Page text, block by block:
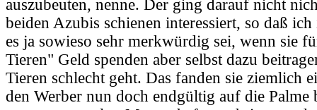
auszubeuten, nenne. Der ging darauf nicht
beiden Azubis schienen interessiert, so daß
es ja sowieso sehr merkwürdig sei, wenn sie
Tieren" Geld spenden aber selbst dazu
Tieren schlecht geht. Das fanden sie ziemlich
den Werber nun doch endgültig auf die Palme